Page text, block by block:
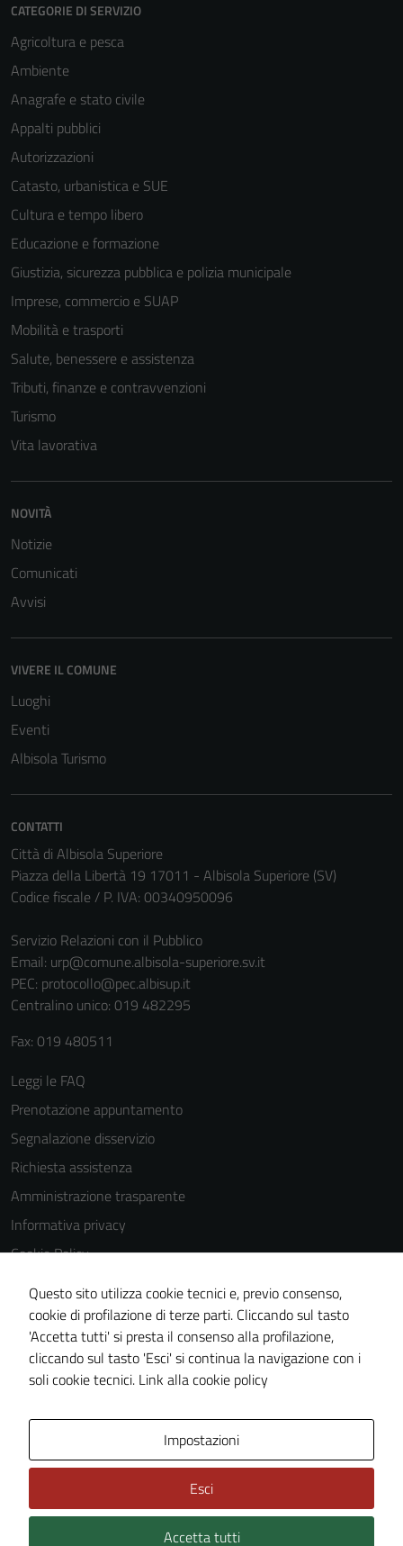
CATEGORIE DI SERVIZIO
Agricoltura e pesca
Ambiente
Anagrafe e stato civile
Appalti pubblici
Autorizzazioni
Catasto, urbanistica e SUE
Cultura e tempo libero
Educazione e formazione
Giustizia, sicurezza pubblica e polizia municipale
Imprese, commercio e SUAP
Mobilità e trasporti
Salute, benessere e assistenza
Tributi, finanze e contravvenzioni
Turismo
Vita lavorativa
NOVITÀ
Notizie
Comunicati
Avvisi
VIVERE IL COMUNE
Luoghi
Eventi
Albisola Turismo
CONTATTI
Città di Albisola Superiore
Piazza della Libertà 19 17011 - Albisola Superiore (SV)
Codice fiscale / P. IVA: 00340950096
Servizio Relazioni con il Pubblico
Email: urp@comune.albisola-superiore.sv.it
PEC: protocollo@pec.albisup.it
Centralino unico: 019 482295
Fax: 019 480511
Leggi le FAQ
Prenotazione appuntamento
Segnalazione disservizio
Richiesta assistenza
Amministrazione trasparente
Informativa privacy
Cookie Policy
Note legali
Dichiarazione di accessibilità
Piano di miglioramento del sito
Statistiche sito web
Technical Design s.r.l.
Questo sito utilizza cookie tecnici e, previo consenso,
cookie di profilazione di terze parti. Cliccando sul tasto
'Accetta tutti' si presta il consenso alla profilazione,
cliccando sul tasto 'Esci' si continua la navigazione con i
soli cookie tecnici. Link alla cookie policy
Impostazioni
Esci
Accetta tutti